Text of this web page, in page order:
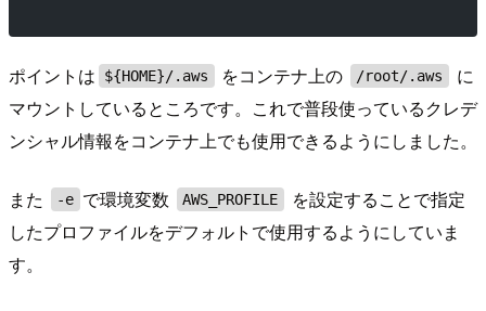
ポイントは ${HOME}/.aws をコンテナ上の /root/.aws
に
マウントしているところです。これで普段使っているクレデ
ンシャル情報をコンテナ上でも使用できるようにしました。
また -e で環境変数 AWS_PROFILE
を設定することで指定
したプロファイルをデフォルトで使用するようにしていま
す。